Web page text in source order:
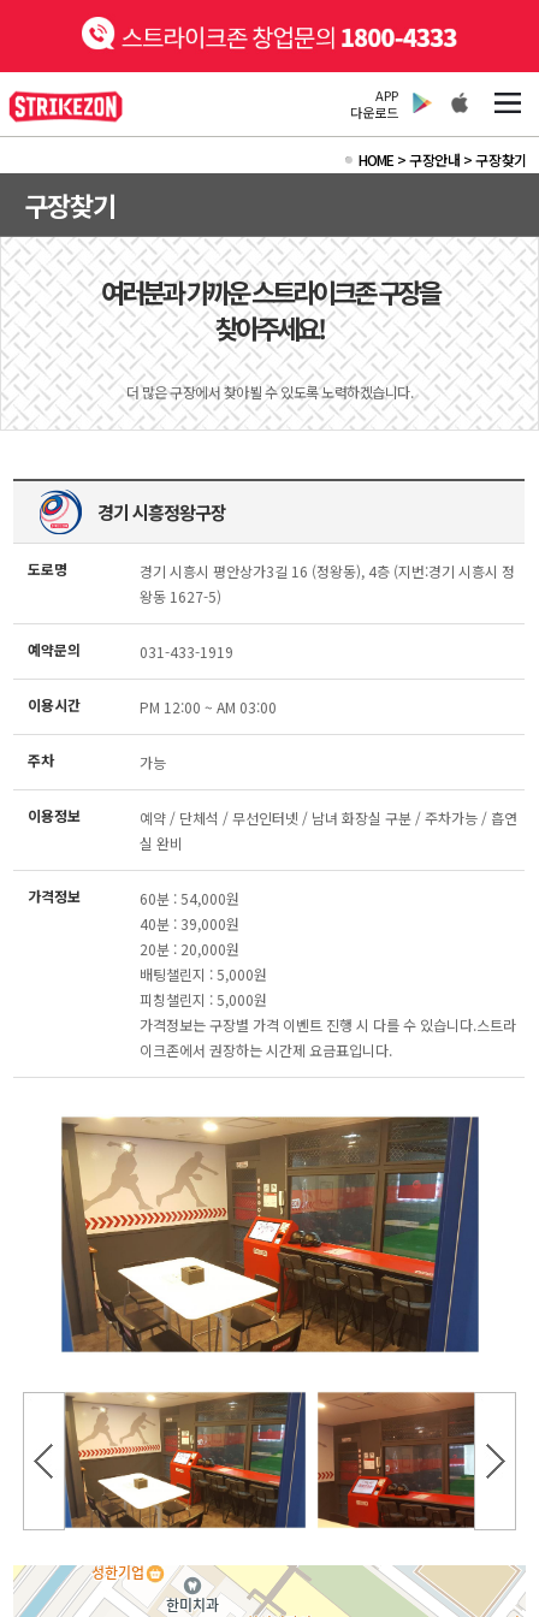
APP
다운로드
구장찾기
HOME >구장안내 >구장찾기
여러분과 가까운 스트라이크존 구장을
찾아주세요!
더 많은 구장에서 찾아뵐 수 있도록 노력하겠습니다.
경기 시흥정왕구장
도로명
경기 시흥시 평안상가3길 16 (정왕동), 4층 (지번:경기 시흥시 정
왕동 1627-5)
예약문의 031-433-1919
이용시간 PM 12:00 ~ AM 03:00
주차 가능
이용정보
예약 / 단체석 / 무선인터넷 / 남녀 화장실 구분 / 주차가능 / 흡연
실 완비
가격정보
60분 : 54,000원
40분 : 39,000원
20분 : 20,000원
배팅챌린지 : 5,000원
피칭챌린지 : 5,000원
가격정보는 구장별 가격 이벤트 진행 시 다를 수 있습니다.스트라
이크존에서 권장하는 시간제 요금표입니다.